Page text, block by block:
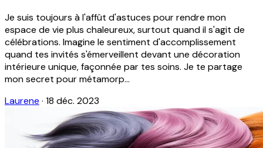
Je suis toujours à l'affût d'astuces pour rendre mon
espace de vie plus chaleureux, surtout quand il s'agit de
célébrations. Imagine le sentiment d'accomplissement
quand tes invités s'émerveillent devant une décoration
intérieure unique, façonnée par tes soins. Je te partage
mon secret pour métamorp...
Laurene · 18 déc. 2023